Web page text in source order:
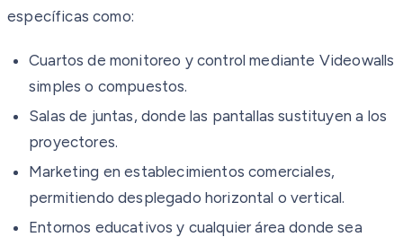
específicas como:
Cuartos de monitoreo y control mediante Videowalls
simples o compuestos.
Salas de juntas, donde las pantallas sustituyen a los
proyectores.
Marketing en establecimientos comerciales,
permitiendo desplegado horizontal o vertical.
Entornos educativos y cualquier área donde sea